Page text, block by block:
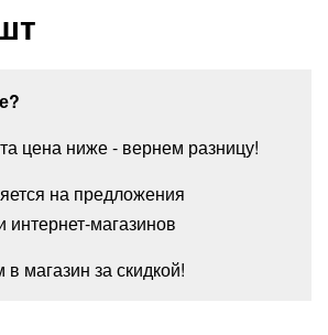
цена ниже - вернем разницу!
на предложения
интернет-магазинов
магазин за скидкой!